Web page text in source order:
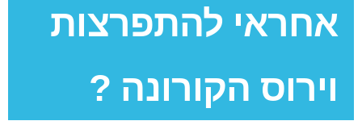
אחראי להתפרצות
וירוס הקורונה ?